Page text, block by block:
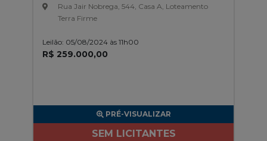
Rua Jair Nobrega, 544, Casa A, Loteamento
Terra Firme
Leilão: 05/08/2024 às 11h00
R$ 259.000,00
PRÉ-VISUALIZAR
SEM LICITANTES